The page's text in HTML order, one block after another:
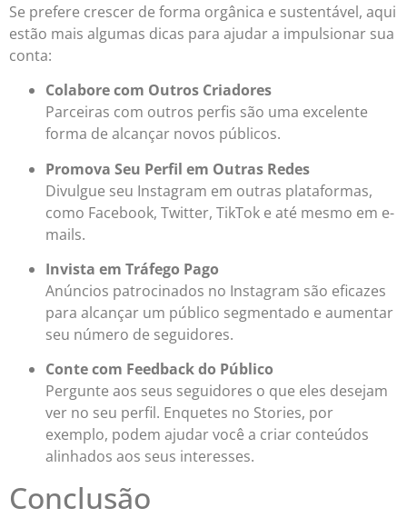
Se prefere crescer de forma orgânica e sustentável, aqui
estão mais algumas dicas para ajudar a impulsionar sua
conta:
Colabore com Outros Criadores
Parceiras com outros perfis são uma excelente
forma de alcançar novos públicos.
Promova Seu Perfil em Outras Redes
Divulgue seu Instagram em outras plataformas,
como Facebook, Twitter, TikTok e até mesmo em e-
mails.
Invista em Tráfego Pago
Anúncios patrocinados no Instagram são eficazes
para alcançar um público segmentado e aumentar
seu número de seguidores.
Conte com Feedback do Público
Pergunte aos seus seguidores o que eles desejam
ver no seu perfil. Enquetes no Stories, por
exemplo, podem ajudar você a criar conteúdos
alinhados aos seus interesses.
Conclusão